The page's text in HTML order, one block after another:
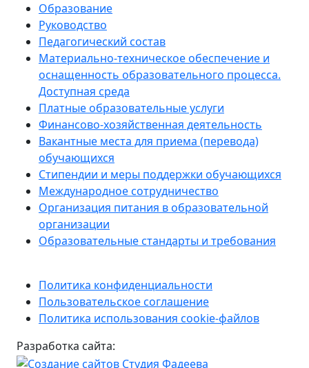
Образование
Руководство
Педагогический состав
Материально-техническое обеспечение и
оснащенность образовательного процесса.
Доступная среда
Платные образовательные услуги
Финансово-хозяйственная деятельность
Вакантные места для приема (перевода)
обучающихся
Стипендии и меры поддержки обучающихся
Международное сотрудничество
Организация питания в образовательной
организации
Образовательные стандарты и требования
Политика конфиденциальности
Пользовательское соглашение
Политика использования cookie-файлов
Разработка сайта: